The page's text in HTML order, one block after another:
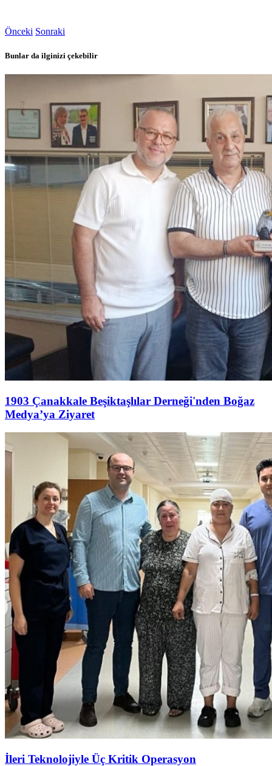
Önceki Sonraki
Bunlar da ilginizi çekebilir
1903 Çanakkale Beşiktaşlılar Derneği'nden Boğaz
Medya’ya Ziyaret
İleri Teknolojiyle Üç Kritik Operasyon